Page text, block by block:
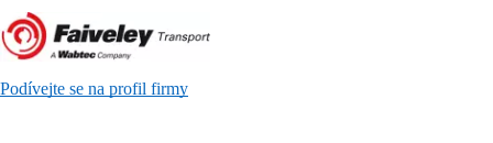
Podívejte se na profil firmy